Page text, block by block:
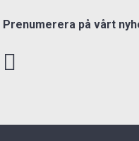
Prenumerera på vårt